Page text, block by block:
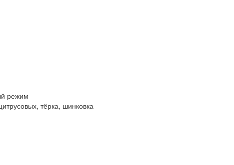
режим
тёрка, шинковка